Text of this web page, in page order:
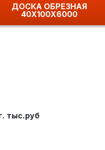
ДОСКА ОБРЕЗНАЯ
40Х100Х6000
тыс.руб